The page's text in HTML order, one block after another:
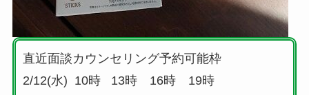
直近面談カウンセリング予約可能枠
2/12(水) 10時 13時 16時 19時